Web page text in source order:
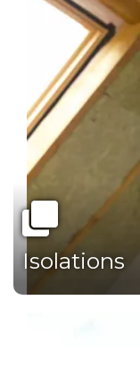
Isolations